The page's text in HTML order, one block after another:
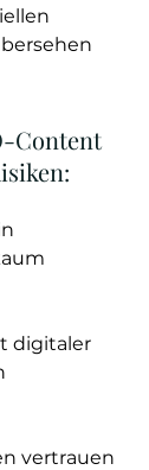
Content
digitaler
vertrauen